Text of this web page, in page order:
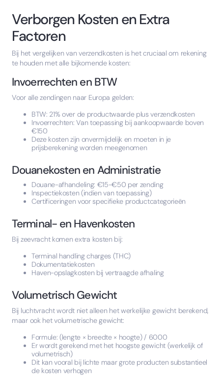
Verborgen Kosten en Extra
Factoren
Bij het vergelijken van verzendkosten is het cruciaal om rekening
te houden met alle bijkomende kosten:
Invoerrechten en BTW
Voor alle zendingen naar Europa gelden:
BTW: 21% over de productwaarde plus verzendkosten
Invoerrechten: Van toepassing bij aankoopwaarde boven
€150
Deze kosten zijn onvermijdelijk en moeten in je
prijsberekening worden meegenomen
Douanekosten en Administratie
Douane-afhandeling: €15-€50 per zending
Inspectiekosten (indien van toepassing)
Certificeringen voor specifieke productcategorieën
Terminal- en Havenkosten
Bij zeevracht komen extra kosten bij:
Terminal handling charges (THC)
Dokumentatiekosten
Haven-opslagkosten bij vertraagde afhaling
Volumetrisch Gewicht
Bij luchtvracht wordt niet alleen het werkelijke gewicht berekend,
maar ook het volumetrische gewicht:
Formule: (lengte × breedte × hoogte) / 6000
Er wordt gerekend met het hoogste gewicht (werkelijk of
volumetrisch)
Dit kan vooral bij lichte maar grote producten substantieel
de kosten verhogen